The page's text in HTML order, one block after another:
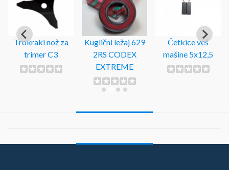
Trokraki nož za
trimer C3
Kuglični ležaj 629
2RS CODEX
EXTREME
Četkice veš
mašine 5x12,5